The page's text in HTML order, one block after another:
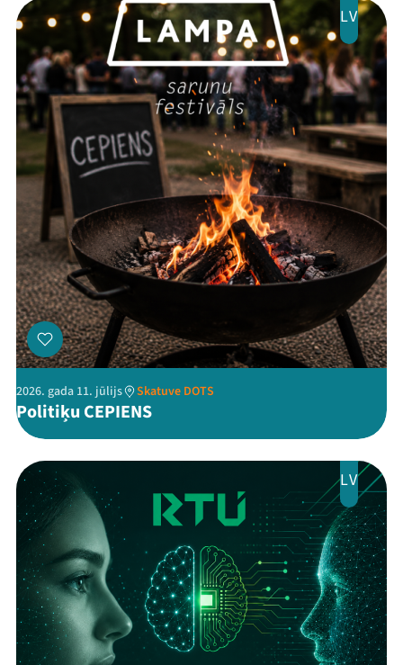
Jaunumi
Ziedo
Veikals
Kontakti
ThreadsFacebook
Youtube
X Instagram
Flick TikTok
LV
2026. gada 11. jūlijs Skatuve DOTS
Politiķu CEPIENS
LV